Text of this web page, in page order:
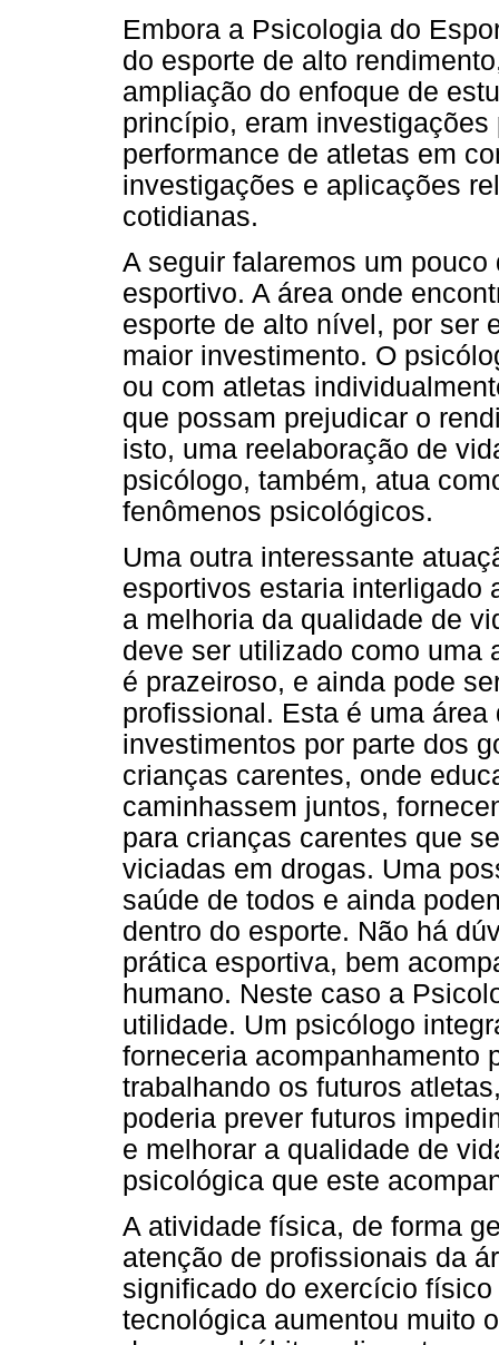
Embora a Psicologia do
do esporte de alto
ampliação do enfoque de
princípio, eram
performance de atletas em
investigações e aplicações
cotidianas.
A seguir falaremos um
esportivo. A área onde
esporte de alto nível, por ser
maior investimento. O
ou com atletas
que possam prejudicar o
isto, uma reelaboração de
psicólogo, também, atua
fenômenos psicológicos.
Uma outra interessante
esportivos estaria interligado
a melhoria da qualidade de
deve ser utilizado como uma
é prazeiroso, e ainda pode
profissional. Esta é uma
investimentos por parte dos
crianças carentes, onde
caminhassem juntos,
para crianças carentes que
viciadas em drogas. Uma
saúde de todos e ainda
dentro do esporte. Não há
prática esportiva, bem
humano. Neste caso a
utilidade. Um psicólogo
forneceria acompanhamento
trabalhando os futuros
poderia prever futuros
e melhorar a qualidade de
psicológica que este
A atividade física, de forma
atenção de profissionais da
significado do exercício
tecnológica aumentou muito